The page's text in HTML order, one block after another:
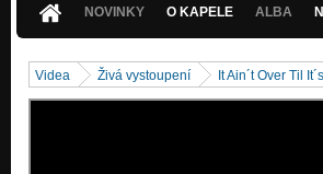
NOVINKY O KAPELE ALBA
Videa Živá vystoupení It Ain´t Over Til